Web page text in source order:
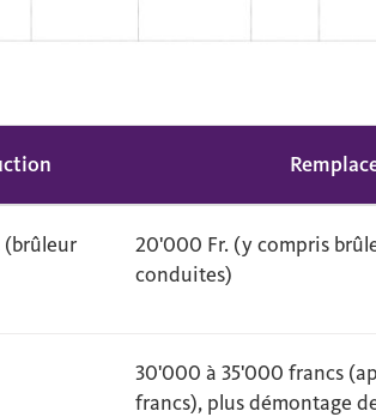
20'000 Fr. (y compris
conduites)
30'000 à 35'000 francs
francs), plus démontage